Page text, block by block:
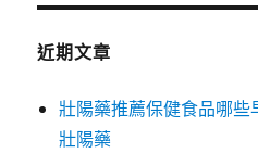
近期文章
壯陽藥推薦保健食品哪
壯陽藥